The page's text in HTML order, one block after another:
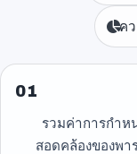
ค
01
รวมค่าการกำห
สอดคล้องของพา